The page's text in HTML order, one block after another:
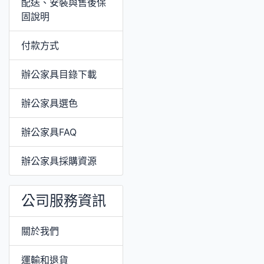
固說明
付款方式
辦公家具目錄下載
辦公家具選色
辦公家具FAQ
辦公家具採購資源
公司服務資訊
關於我們
運輸和退貨